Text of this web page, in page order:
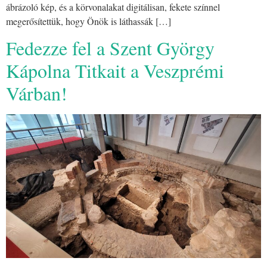
ábrázoló kép, és a körvonalakat digitálisan, fekete színnel
megerősítettük, hogy Önök is láthassák […]
Fedezze fel a Szent György
Kápolna Titkait a Veszprémi
Várban!